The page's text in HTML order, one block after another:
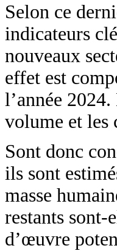
Selon ce
indicateurs
nouveaux
effet est
l’année
volume et les
Sont donc
ils sont
masse
restants sont-
d’œuvre